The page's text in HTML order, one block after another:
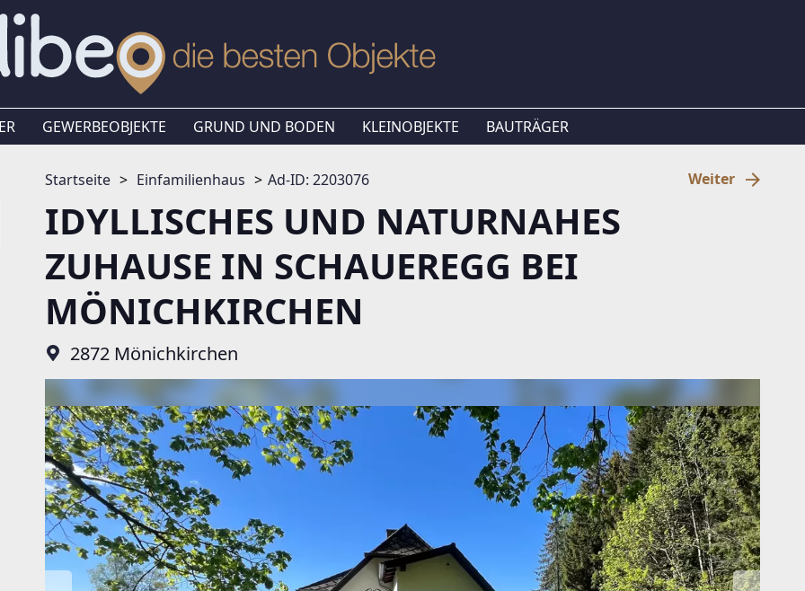
GEWERBEOBJEKTE GRUND UND BODEN KLEINOBJEKTE BAUTRÄGER
Startseite Einfamilienhaus Ad-ID: 2203076 Weiter
IDYLLISCHES UND NATURNAHES
ZUHAUSE IN SCHAUEREGG BEI
MÖNICHKIRCHEN
2872 Mönichkirchen